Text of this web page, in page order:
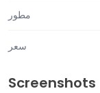
مطور
سعر
Screenshots